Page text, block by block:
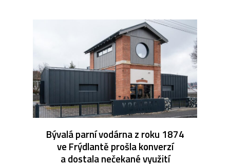
Bývalá parní vodárna z roku 1874
ve Frýdlantě prošla konverzí
a dostala nečekané využití